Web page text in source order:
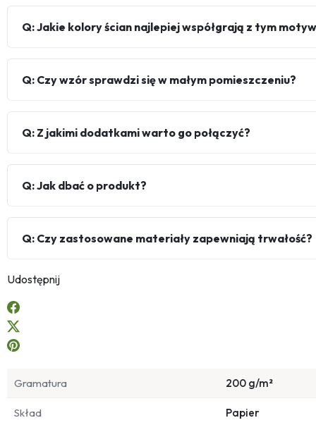
Q: Jakie kolory ścian najlepiej współgrają z tym
Q: Czy wzór sprawdzi się w małym pomieszczeniu?
Q: Z jakimi dodatkami warto go połączyć?
Q: Jak dbać o produkt?
Q: Czy zastosowane materiały zapewniają trwałość?
Udostępnij
Gramatura 200 g/m²
Skład Papier